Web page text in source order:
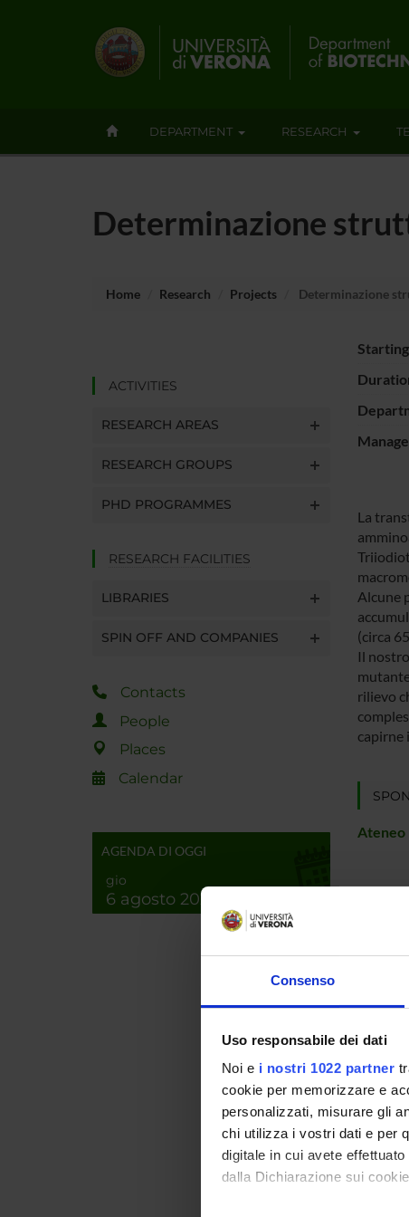
Consenso
Uso responsabile dei dati
Noi e i nostri 1022 partner
cookie per memorizzare e
personalizzati, misurare gli
chi utilizza i vostri dati e per
digitale in cui avete
dalla Dichiarazione sui
DEPARTMENT RESEARCH
Determinazione
Home Research Projects Determinazione
ACTIVITIES
RESEARCH AREAS
RESEARCH GROUPS
PHD PROGRAMMES
RESEARCH FACILITIES
LIBRARIES
SPIN OFF AND COMPANIES
Contacts
People
Places
Calendar
AGENDA DI OGGI
gio
6 agosto 2026
La
Alcune
(circa
Il
rilievo
capirne
Ateneo
Ugo